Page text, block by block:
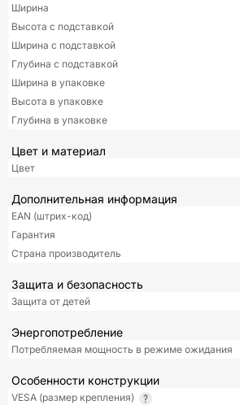
Ширина
Высота с подставкой
Ширина с подставкой
Глубина с подставкой
Ширина в упаковке
Высота в упаковке
Глубина в упаковке
Цвет и материал
Цвет
Дополнительная информация
EAN (штрих-код)
Гарантия
Страна производитель
Защита и безопасность
Защита от детей
Энергопотребление
Потребляемая мощность в режиме ожидания
Особенности конструкции
VESA (размер крепления)